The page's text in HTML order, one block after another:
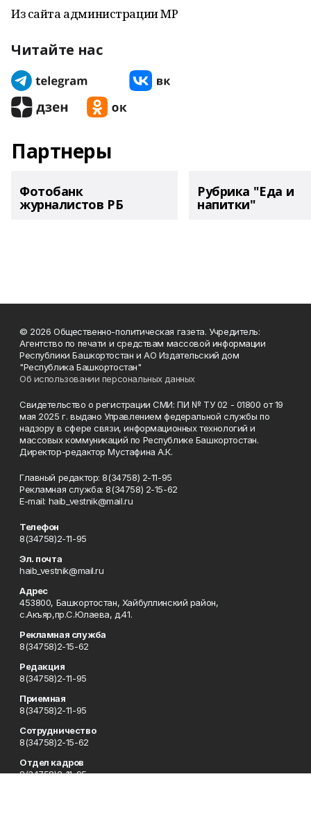
Из сайта администрации МР
Читайте нас
Партнеры
Фотобанк
журналистов РБ
Рубрика "Еда и
напитки"
© 2026 Общественно-политическая газета. Учредитель:
Агентство по печати и средствам массовой информации
Республики Башкортостан и АО Издательский дом
"Республика Башкортостан"
Об использовании персональных данных
Свидетельство о регистрации СМИ: ПИ № ТУ 02 - 01800 от 19
мая 2025 г. выдано Управлением федеральной службы по
надзору в сфере связи, информационных технологий и
массовых коммуникаций по Республике Башкортостан.
Директор-редактор Мустафина А.К.
Главный редактор: 8(34758) 2-11-95
Рекламная служба: 8(34758) 2-15-62
Е-mаil: haib_vestnik@mail.ru
Телефон
8(34758)2-11-95
Эл. почта
haib_vestnik@mail.ru
Адрес
453800, Башкортостан, Хайбуллинский район,
с.Акъяр,пр.С.Юлаева, д.41.
Рекламная служба
8(34758)2-15-62
Редакция
8(34758)2-11-95
Приемная
8(34758)2-11-95
Сотрудничество
8(34758)2-15-62
Отдел кадров
8(34758)2-11-95